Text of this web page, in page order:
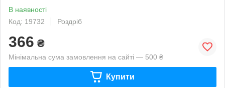
В наявності
Код: 19732
Роздріб
366 ₴
Мінімальна сума замовлення на сайті — 500 ₴
Купити